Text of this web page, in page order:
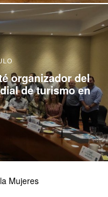
organizador del
de turismo en
Mujeres